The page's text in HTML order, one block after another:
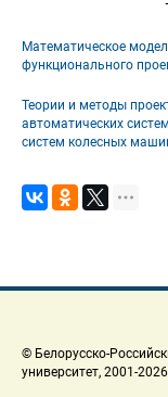
Математическое
функционального
Теории и методы
автоматических
систем колесных
© Белорусско-
университет, 2001-2026